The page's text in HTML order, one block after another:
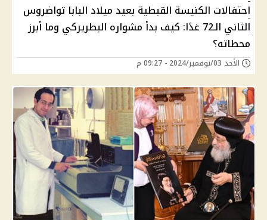
احتفالات الكنيسة القبطية بعيد ميلاد البابا تواضروس
الثاني الـ72 غدًا: كيف بدأ مشواره البطريركي وما أبرز
محطاته؟
الأحد 03/نوفمبر/2024 - 09:27 م